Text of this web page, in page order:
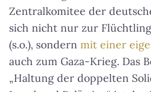
Zentralkomitee der
sich nicht nur zur
(s.o.), sondern mit einer
auch zum Gaza-Krieg. Das
„Haltung der doppelten